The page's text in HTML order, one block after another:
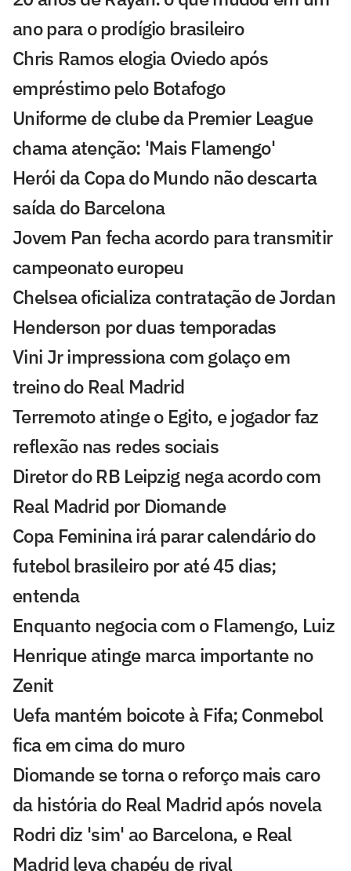
ano para o prodígio brasileiro
Chris Ramos elogia Oviedo após
empréstimo pelo Botafogo
Uniforme de clube da Premier League
chama atenção: 'Mais Flamengo'
Herói da Copa do Mundo não descarta
saída do Barcelona
Jovem Pan fecha acordo para transmitir
campeonato europeu
Chelsea oficializa contratação de Jordan
Henderson por duas temporadas
Vini Jr impressiona com golaço em
treino do Real Madrid
Terremoto atinge o Egito, e jogador faz
reflexão nas redes sociais
Diretor do RB Leipzig nega acordo com
Real Madrid por Diomande
Copa Feminina irá parar calendário do
futebol brasileiro por até 45 dias;
entenda
Enquanto negocia com o Flamengo, Luiz
Henrique atinge marca importante no
Zenit
Uefa mantém boicote à Fifa; Conmebol
fica em cima do muro
Diomande se torna o reforço mais caro
da história do Real Madrid após novela
Rodri diz 'sim' ao Barcelona, e Real
Madrid leva chapéu de rival